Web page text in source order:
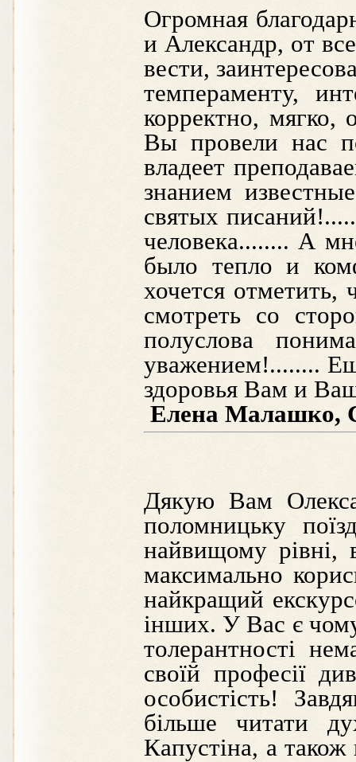
Огромная
и Александр, от
вести,
темпераменту,
корректно, мягко,
Вы провели нас
владеет
знанием
святых
человека........ А
было тепло и
хочется
смотреть со
полуслова
уважением!........
здоровья Вам и
Елена Малашко,
Дякую Вам
поломницьку
найвищому рівні,
максимально
найкращий
інших. У Вас є
толерантності
своїй професії
особистість!
більше читати
Капустіна, а